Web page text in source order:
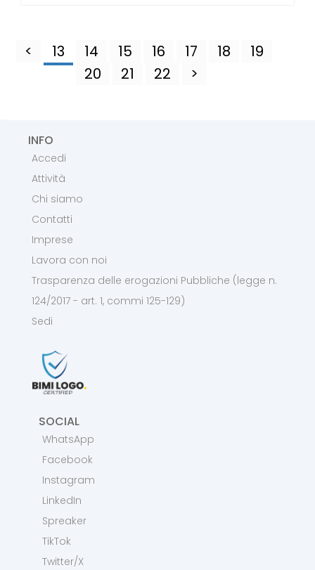
< 13 14 15 16 17 18
19
20
21 22 >
INFO
Accedi
Attività
Chi siamo
Contatti
Imprese
Lavora con noi
Trasparenza delle erogazioni Pubbliche (legge n.
124/2017 - art. 1, commi 125-129)
Sedi
SOCIAL
WhatsApp
Facebook
Instagram
LinkedIn
Spreaker
TikTok
Twitter/X